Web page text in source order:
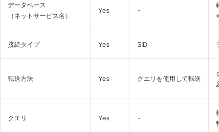
データベース
（ネットサービス名）
Yes -
接続タイプ Yes SID
転送方法 Yes クエリを使用して転送
クエリ Yes -